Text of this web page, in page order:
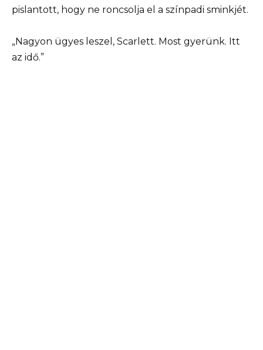
pislantott, hogy ne roncsolja el a színpadi sminkjét.
„Nagyon ügyes leszel, Scarlett. Most gyerünk. Itt
az idő.”